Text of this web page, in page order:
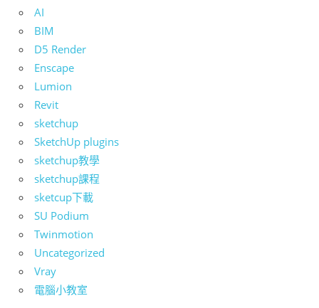
AI
BIM
D5 Render
Enscape
Lumion
Revit
sketchup
SketchUp plugins
sketchup教學
sketchup課程
sketcup下載
SU Podium
Twinmotion
Uncategorized
Vray
電腦小教室